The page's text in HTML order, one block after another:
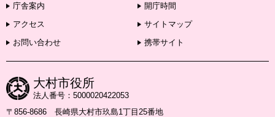
庁舎案内
開庁時間
アクセス
サイトマップ
お問い合わせ
携帯サイト
大村市役所
法人番号：5000020422053
〒856-8686 長崎県大村市玖島1丁目25番地